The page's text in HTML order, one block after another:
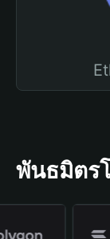
พันธมิตร